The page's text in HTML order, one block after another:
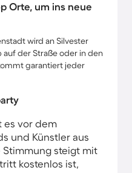
Orte, um ins neue
wird an Silvester
auf der Straße oder in den
garantiert jeder
es vor dem
und Künstler aus
Stimmung steigt mit
kostenlos ist,